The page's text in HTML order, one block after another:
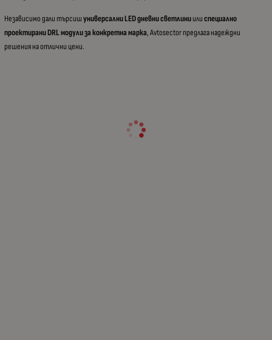
Независимо дали търсишуниверсални LED дневни светлиниилиспециално
проектирани DRL модули за конкретна марка, Avtosector предлага надеждни
решения на отлични цени.